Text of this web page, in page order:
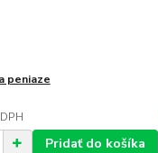
peniaze
Pridať do košíka